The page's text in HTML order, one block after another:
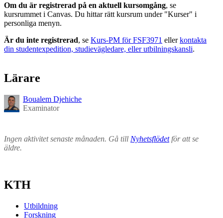
Om du är registrerad på en aktuell kursomgång, se
kursrummet i Canvas. Du hittar rätt kursrum under "Kurser" i
personliga menyn.
Är du inte registrerad, se Kurs-PM för FSF3971 ellerkontakta
din studentexpedition, studievägledare, eller utbilningskansli.
Lärare
Boualem Djehiche
Examinator
Ingen aktivitet senaste månaden. Gå till Nyhetsflödetför att se
äldre.
KTH
Utbildning
Forskning